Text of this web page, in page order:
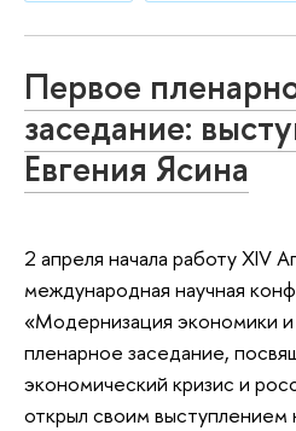
Первое
заседание:
Евгения Ясина
2 апреля начала работу XIV
международная научная
«Модернизация экономики
пленарное заседание,
экономический кризис и
открыл своим выступлением